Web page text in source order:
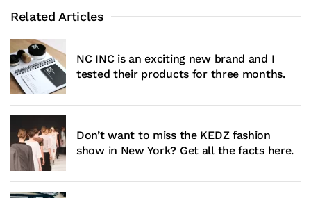
Related Articles
NC INC is an exciting new brand and I
tested their products for three months.
Don’t want to miss the KEDZ fashion
show in New York? Get all the facts here.